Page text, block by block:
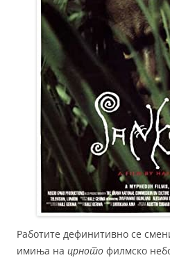
Работите дефинитивно се
имиња на црното филмско